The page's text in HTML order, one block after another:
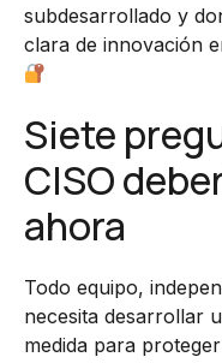
subdesarrollado y
clara de innovación
Siete
CISO
ahora
Todo equipo,
necesita desarrollar
medida para